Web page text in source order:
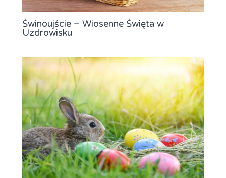
Świnoujście – Wiosenne Święta w
Uzdrowisku